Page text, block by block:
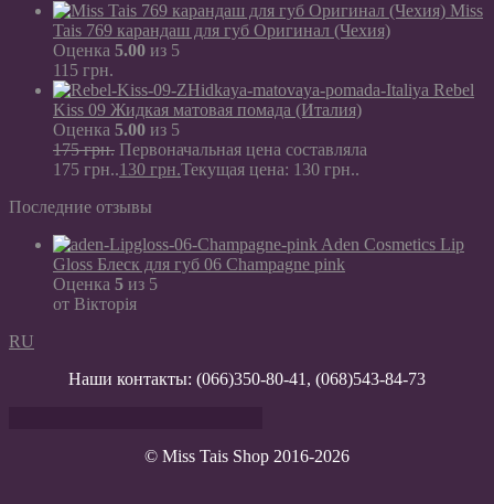
Miss
Tais 769 карандаш для губ Оригинал (Чехия)
Оценка 5.00 из 5
115 грн.
Rebel
Kiss 09 Жидкая матовая помада (Италия)
Оценка 5.00 из 5
175грн. Первоначальная цена составляла
175 грн..130 грн.Текущая цена: 130 грн..
Последние отзывы
Aden Cosmetics Lip
Gloss Блеск для губ 06 Champagne pink
Оценка 5 из 5
от Вікторія
RU
Наши контакты: (066)350-80-41 , (068)543-84-73
© Miss Tais Shop 2016-2026